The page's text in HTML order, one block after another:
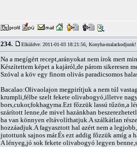
234. Elküldve: 2011-01-03 18:21:56, Konyha-malackodjunk!
Na a megígért recept,arányokat nem írok mert
Készítettem képet a kajáról,de párom sikeresen
Szóval a köv egy finom olivás paradicsomos
Bacalao:Olivaolajon megpirítjuk a nem túl
krumpli,félbe szelt fekete olivabogyó,illetve
bors,cukor,fokhagyma.Ezt főzzük lassú tűzön,a
szárított lenne,de mivel hazánkban
ha van könnyen eltávolíthatjuk.A szálkátlan
hozzáadjuk.A fagyasztott hal azért nem a
jutottunk sajnos már.És ezt addig főzzük amíg a
A lényeg,jó sok fekete olivabogyó legyen